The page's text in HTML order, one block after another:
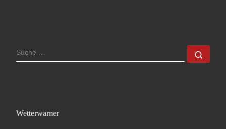
SUCHE
Wetterwarner